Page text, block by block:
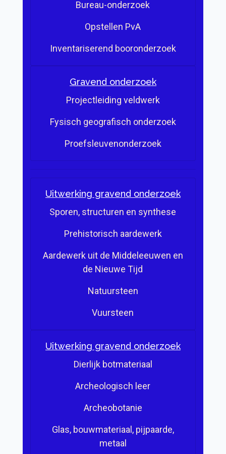
Bureau-onderzoek
Opstellen PvA
Inventariserend booronderzoek
Gravend onderzoek
Projectleiding veldwerk
Fysisch geografisch onderzoek
Proefsleuvenonderzoek
Uitwerking gravend onderzoek
Sporen, structuren en synthese
Prehistorisch aardewerk
Aardewerk uit de Middeleeuwen en
de Nieuwe Tijd
Natuursteen
Vuursteen
Uitwerking gravend onderzoek
Dierlijk botmateriaal
Archeologisch leer
Archeobotanie
Glas, bouwmateriaal, pijpaarde,
metaal